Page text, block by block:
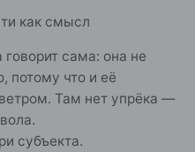
как смысл
сама: она не
потому что и её
Там нет упрёка —
субъекта.